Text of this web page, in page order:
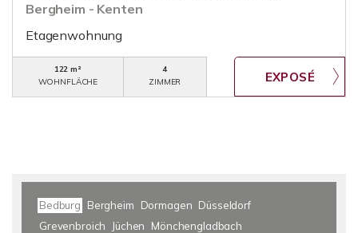
Bergheim - Kenten
Etagenwohnung
122 m²
WOHNFLÄCHE
4
ZIMMER
Bedburg Bergheim Dormagen Düsseldorf
Grevenbroich
Jüchen Mönchengladbach